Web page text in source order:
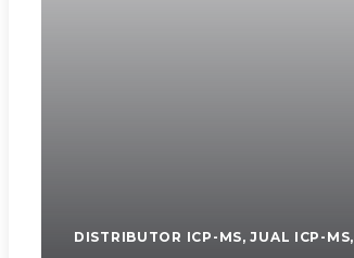
DISTRIBUTOR ICP-MS,JUAL ICP-MS,